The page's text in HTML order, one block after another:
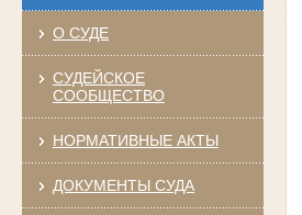
О СУДЕ
СУДЕЙСКОЕ
СООБЩЕСТВО
НОРМАТИВНЫЕ АКТЫ
ДОКУМЕНТЫ СУДА